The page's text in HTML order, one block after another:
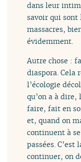
dans leur
savoir qui sont
massacres,
évidemment.
Autre chose :
diaspora. Cela
l’écologie
qu’on a à dire,
faire, fait en
et, quand on
continuent à
passées.
continuer, on